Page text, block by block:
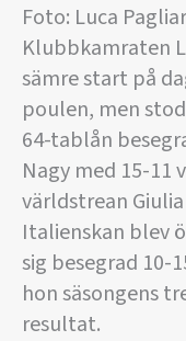
Foto: Luca
Klubbkamraten
sämre start på
poulen, men
64-tablån
Nagy med 15-11
världstrean
Italienskan blev
sig besegrad 10-
hon säsongens
resultat.